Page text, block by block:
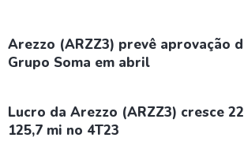
Arezzo (ARZZ3) prevê aprovação
Grupo Soma em abril
Lucro da Arezzo (ARZZ3) cresce
125,7 mi no 4T23